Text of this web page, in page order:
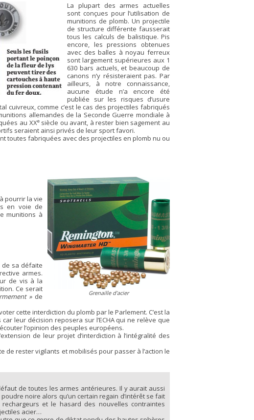
La plupart des armes actuelles
sont conçues pour l’utilisation de
munitions de plomb. Un projectile
de structure différente fausserait
tous les calculs de balistique. Pis
encore, les pressions obtenues
avec des balles à noyau ferreux
sont largement supérieures aux 1
630 bars actuels, et beaucoup de
canons n’y résisteraient pas. Par
ailleurs, à notre connaissance,
aucune étude n’a encore été
publiée sur les risques d’usure
comme c’est le cas des projectiles fabriqués
allemandes de la Seconde Guerre mondiale à
au XXesiècle ou avant, à rester bien sagement au
seraient ainsi privés de leur sport favori.
toutes fabriquées avec des projectiles en plomb nu ou
Grenaille d’acier
pourrir la vie
en voie de
munitions à
de sa défaite
armes.
de vis à la
Ce serait
»de
cette interdiction du plomb par le Parlement. C’est la
leur décision reposera sur l’ECHA qui ne relève que
l’opinion des peuples européens.
de leur projet d’interdiction à l’intégralité des
rester vigilants et mobilisés pour passer à l’action le
de toutes les armes antérieures. Il y aurait aussi
noire alors qu’un certain regain d’intérêt se fait
et le hasard des nouvelles contraintes
acier…